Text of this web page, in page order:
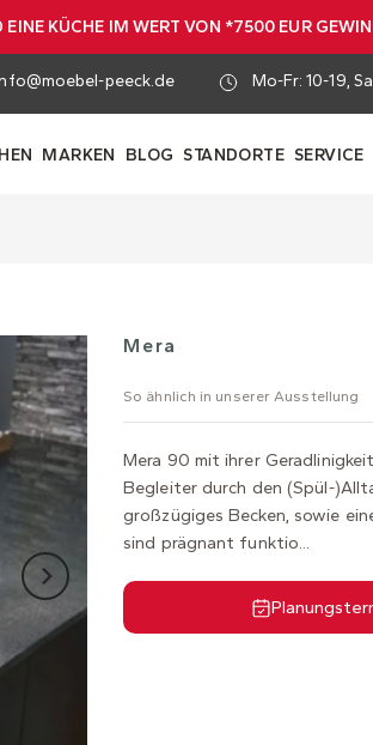
KÜCHE IM WERT VON *7500 EUR
peeck.de Mo-Fr: 10-19,
MARKEN BLOG STANDORTE SERVICE
Mera
So ähnlich in unserer Ausstellung
Mera 90 mit ihrer
Begleiter durch den (Spül-
großzügiges Becken, sowie
sind prägnant funktio...